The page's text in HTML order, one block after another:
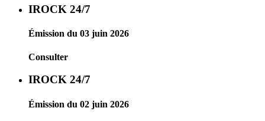
IROCK 24/7
Émission du 03 juin 2026
Consulter
IROCK 24/7
Émission du 02 juin 2026